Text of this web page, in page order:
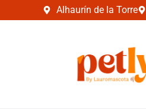
Alhaurín de la Torre